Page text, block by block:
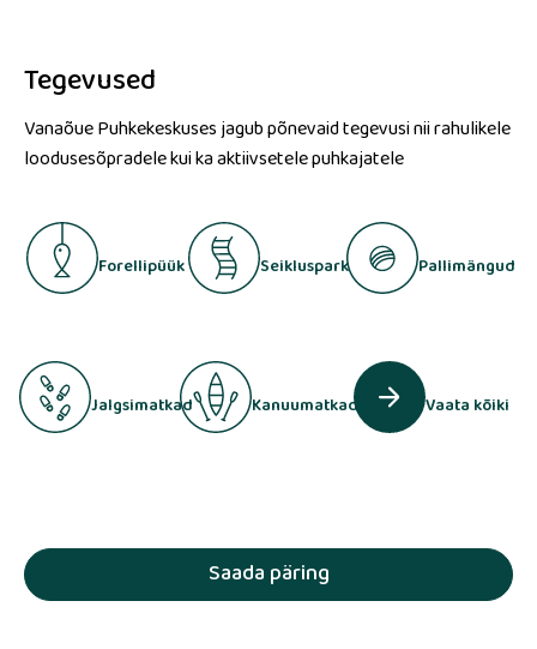
Tegevused
Vanaõue Puhkekeskuses jagub põnevaid tegevusi nii rahulikele
loodusesõpradele kui ka aktiivsetele puhkajatele
Forellipüük Seikluspark Pallimängud
Jalgsimatkad Kanuumatkad Vaata kõiki
Saada päring